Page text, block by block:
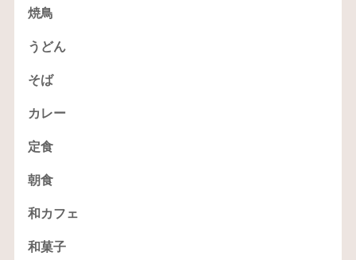
焼鳥
うどん
そば
カレー
定食
朝食
和カフェ
和菓子